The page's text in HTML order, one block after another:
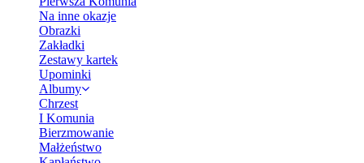
Na inne okazje
Obrazki
Zakładki
Zestawy kartek
Upominki
Albumy
Chrzest
I Komunia
Bierzmowanie
Małżeństwo